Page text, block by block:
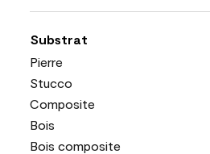
Substrat
Pierre
Stucco
Composite
Bois
Bois composite